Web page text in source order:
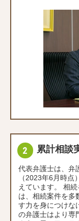
累計相談
代表弁護士は、弁
（2023年6月時
えています。 相
は、相続案件を多
す力を身につけな
の弁護士はより専